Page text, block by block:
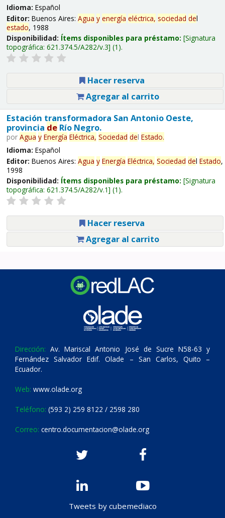
Idioma: Español
Editor: Buenos Aires: Agua y energía eléctrica, sociedad del
estado, 1988
Disponibilidad: Ítems disponibles para préstamo: Signatura
topográfica: 621.374.5/A282/v.3 (1).
Hacer reserva
Agregar al carrito
Estación transformadora San Antonio Oeste,
provincia deRío Negro.
por Agua y Energía Eléctrica, Sociedad del Estado.
Idioma: Español
Editor: Buenos Aires: Agua y Energía Eléctrica, Sociedad del Estado,
1998
Disponibilidad: Ítems disponibles para préstamo: Signatura
topográfica: 621.374.5/A282/v.1 (1).
Hacer reserva
Agregar al carrito
Dirección: Av. Mariscal Antonio José de Sucre N58-63 y
Fernández Salvador Edif. Olade – San Carlos, Quito –
Ecuador.
Web: www.olade.org
Teléfono: (593 2) 259 8122 / 2598 280
Correo: centro.documentacion@olade.org
Tweets by cubemediaco